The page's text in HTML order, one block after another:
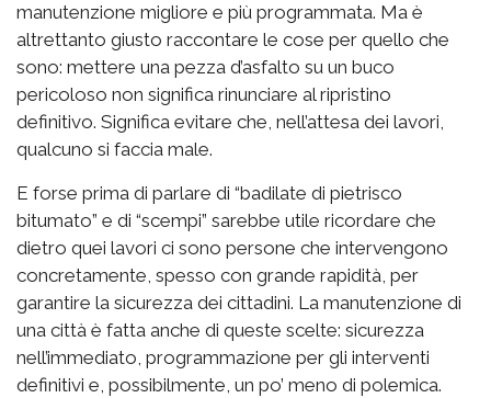
manutenzione migliore e più programmata. Ma è
altrettanto giusto raccontare le cose per quello che
sono: mettere una pezza d’asfalto su un buco
pericoloso non significa rinunciare al ripristino
definitivo. Significa evitare che, nell’attesa dei lavori,
qualcuno si faccia male.
E forse prima di parlare di “badilate di pietrisco
bitumato” e di “scempi” sarebbe utile ricordare che
dietro quei lavori ci sono persone che intervengono
concretamente, spesso con grande rapidità, per
garantire la sicurezza dei cittadini. La manutenzione di
una città è fatta anche di queste scelte: sicurezza
nell’immediato, programmazione per gli interventi
definitivi e, possibilmente, un po’ meno di polemica.